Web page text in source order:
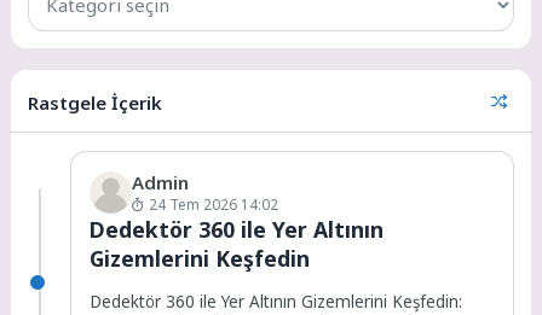
Rastgele İçerik
Admin
24 Tem 2026 14:02
Dedektör 360 ile Yer Altının
Gizemlerini Keşfedin
Dedektör 360 ile Yer Altının Gizemlerini Keşfedin: